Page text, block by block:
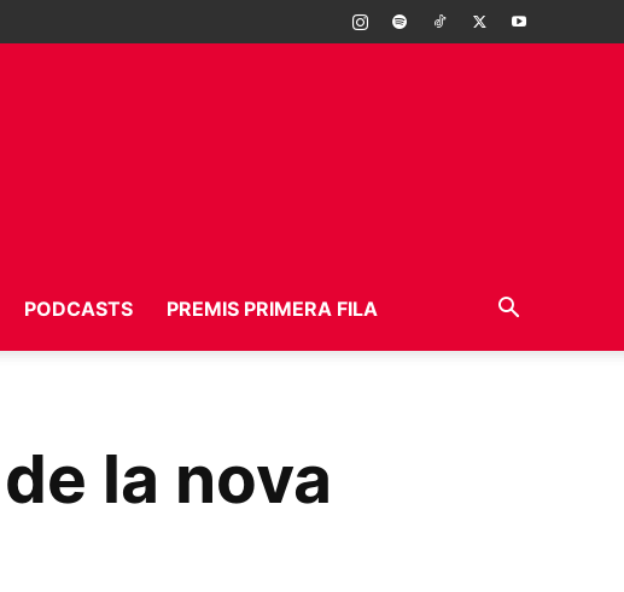
PODCASTS PREMIS PRIMERA FILA
la nova